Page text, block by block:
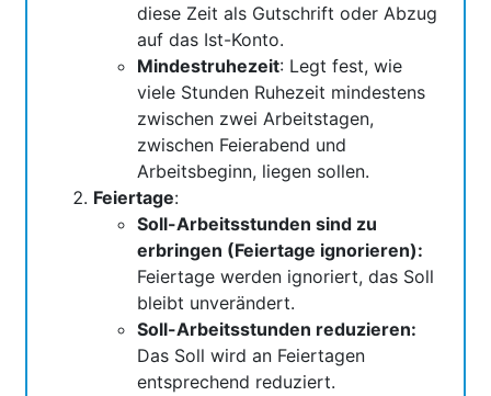
diese Zeit als Gutschrift oder Abzug
auf das Ist-Konto.
Mindestruhezeit: Legt fest, wie
viele Stunden Ruhezeit mindestens
zwischen zwei Arbeitstagen,
zwischen Feierabend und
Arbeitsbeginn, liegen sollen.
Feiertage:
Soll-Arbeitsstunden sind zu
erbringen (Feiertage ignorieren):
Feiertage werden ignoriert, das Soll
bleibt unverändert.
Soll-Arbeitsstunden reduzieren:
Das Soll wird an Feiertagen
entsprechend reduziert.